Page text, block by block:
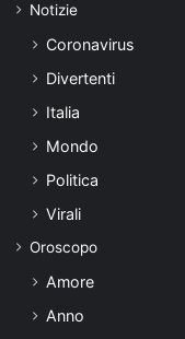
Notizie
Coronavirus
Divertenti
Italia
Mondo
Politica
Virali
Oroscopo
Amore
Anno